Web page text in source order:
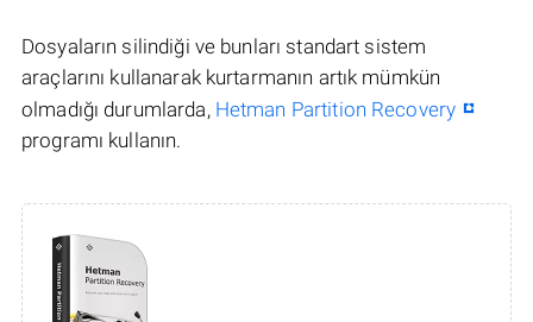
Dosyaların silindiği ve bunları standart sistem
araçlarını kullanarak kurtarmanın artık mümkün
olmadığı durumlarda, Hetman Partition Recovery
programı kullanın.